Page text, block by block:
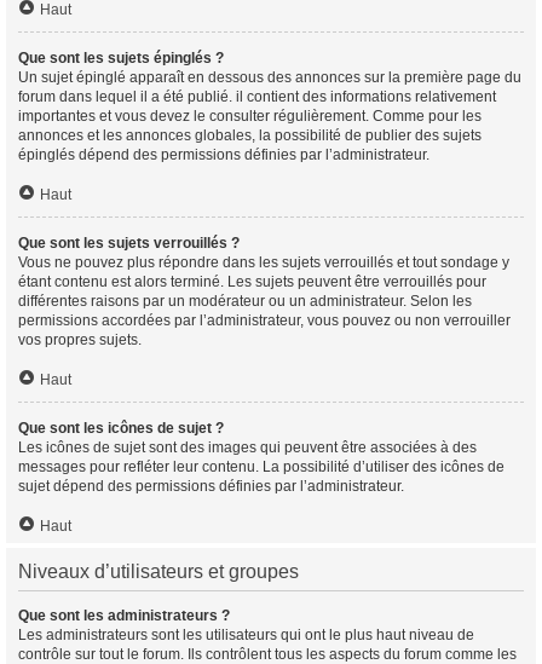
Haut
Que sont les sujets épinglés ?
Un sujet épinglé apparaît en dessous des annonces sur la première page du
forum dans lequel il a été publié. il contient des informations relativement
importantes et vous devez le consulter régulièrement. Comme pour les
annonces et les annonces globales, la possibilité de publier des sujets
épinglés dépend des permissions définies par l’administrateur.
Haut
Que sont les sujets verrouillés ?
Vous ne pouvez plus répondre dans les sujets verrouillés et tout sondage y
étant contenu est alors terminé. Les sujets peuvent être verrouillés pour
différentes raisons par un modérateur ou un administrateur. Selon les
permissions accordées par l’administrateur, vous pouvez ou non verrouiller
vos propres sujets.
Haut
Que sont les icônes de sujet ?
Les icônes de sujet sont des images qui peuvent être associées à des
messages pour refléter leur contenu. La possibilité d’utiliser des icônes de
sujet dépend des permissions définies par l’administrateur.
Haut
Niveaux d’utilisateurs et groupes
Que sont les administrateurs ?
Les administrateurs sont les utilisateurs qui ont le plus haut niveau de
contrôle sur tout le forum. Ils contrôlent tous les aspects du forum comme les